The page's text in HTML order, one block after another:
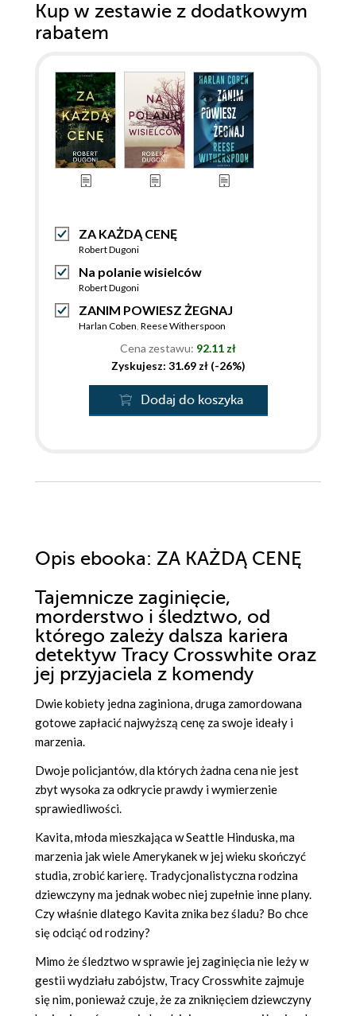
Kup w zestawie z dodatkowym
rabatem
ZA KAŻDĄ CENĘ
Robert Dugoni
Na polanie wisielców
Robert Dugoni
ZANIM POWIESZ ŻEGNAJ
Harlan Coben, Reese Witherspoon
Cena zestawu: 92.11 zł
Zyskujesz: 31.69 zł (-26%)
Dodaj do koszyka
Opis ebooka: ZA KAŻDĄ CENĘ
Tajemnicze zaginięcie,
morderstwo i śledztwo, od
którego zależy dalsza kariera
detektyw Tracy Crosswhite oraz
jej przyjaciela z komendy
Dwie kobiety jedna zaginiona, druga zamordowana
gotowe zapłacić najwyższą cenę za swoje ideały i
marzenia.
Dwoje policjantów, dla których żadna cena nie jest
zbyt wysoka za odkrycie prawdy i wymierzenie
sprawiedliwości.
Kavita, młoda mieszkająca w Seattle Hinduska, ma
marzenia jak wiele Amerykanek w jej wieku skończyć
studia, zrobić karierę. Tradycjonalistyczna rodzina
dziewczyny ma jednak wobec niej zupełnie inne plany.
Czy właśnie dlatego Kavita znika bez śladu? Bo chce
się odciąć od rodziny?
Mimo że śledztwo w sprawie jej zaginięcia nie leży w
gestii wydziału zabójstw, Tracy Crosswhite zajmuje
się nim, ponieważ czuje, że za zniknięciem dziewczyny